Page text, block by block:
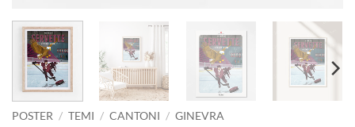
POSTER / TEMI / CANTONI / GINEVRA